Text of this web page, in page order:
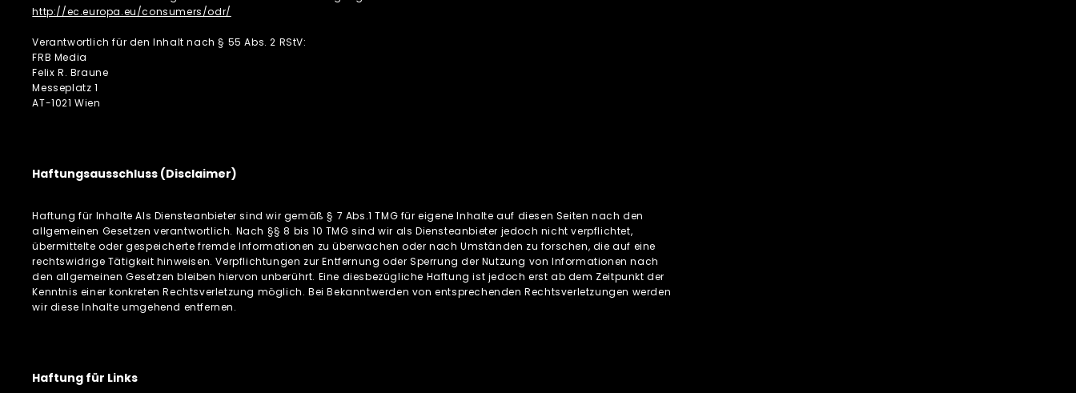
http://ec.europa.eu/consumers/odr/
Verantwortlich für den Inhalt nach § 55 Abs. 2 RStV:
FRB Media
Felix R. Braune
Messeplatz 1
AT-1021 Wien
Haftungsausschluss (Disclaimer)
Haftung für Inhalte Als Diensteanbieter sind wir gemäß § 7 Abs.1 TMG für eigene Inhalte auf diesen Seiten nach den
allgemeinen Gesetzen verantwortlich. Nach §§ 8 bis 10 TMG sind wir als Diensteanbieter jedoch nicht verpflichtet,
übermittelte oder gespeicherte fremde Informationen zu überwachen oder nach Umständen zu forschen, die auf eine
rechtswidrige Tätigkeit hinweisen. Verpflichtungen zur Entfernung oder Sperrung der Nutzung von Informationen nach
den allgemeinen Gesetzen bleiben hiervon unberührt. Eine diesbezügliche Haftung ist jedoch erst ab dem Zeitpunkt der
Kenntnis einer konkreten Rechtsverletzung möglich. Bei Bekanntwerden von entsprechenden Rechtsverletzungen werden
wir diese Inhalte umgehend entfernen.
Haftung für Links